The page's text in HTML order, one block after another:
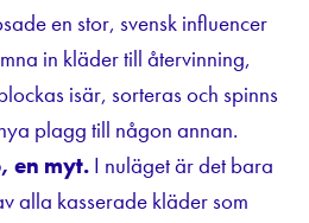
en stor, svensk influencer
in kläder till återvinning,
isär, sorteras och spinns
plagg till någon annan.
en myt. I nuläget är det bara
alla kasserade kläder som